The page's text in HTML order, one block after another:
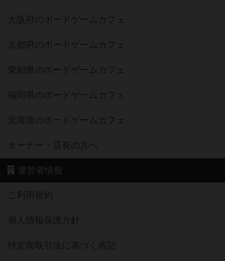
大阪府のボードゲームカフェ
京都府のボードゲームカフェ
愛知県のボードゲームカフェ
福岡県のボードゲームカフェ
北海道のボードゲームカフェ
オーナー・店長の方へ
運営者情報
ご利用規約
個人情報保護方針
特定商取引法に基づく表記